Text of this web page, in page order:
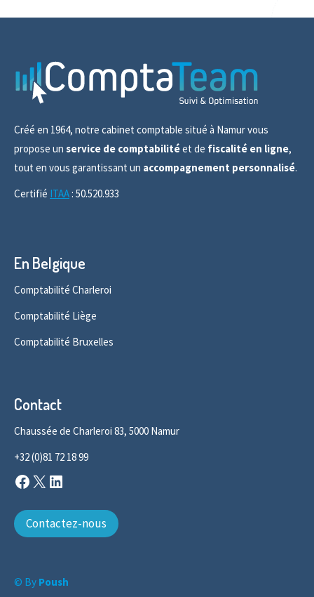
Créé en 1964, notre cabinet comptable situé à Namur vous
propose un service de comptabilitéet de fiscalité en ligne,
tout en vous garantissant un accompagnement personnalisé.
Certifié ITAA : 50.520.933
En Belgique
Comptabilité Charleroi
Comptabilité Liège
Comptabilité Bruxelles
Contact
Chaussée de Charleroi 83, 5000 Namur
+32 (0)81 72 18 99
Facebook
X
Contactez-nous
© By Poush